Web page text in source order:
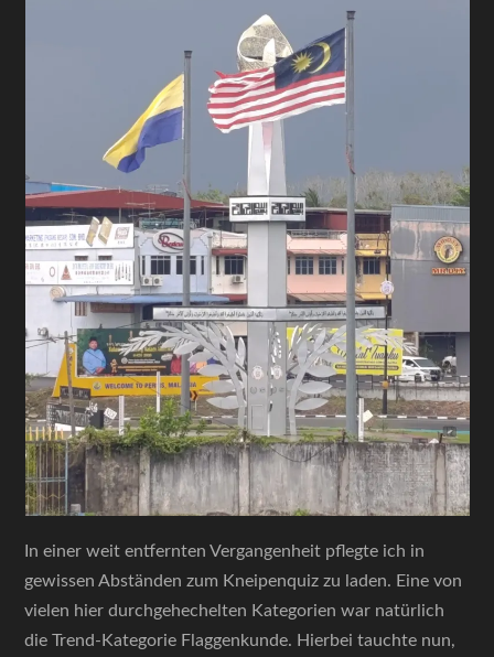
In einer weit entfernten Vergangenheit pflegte ich in
gewissen Abständen zum Kneipenquiz zu laden. Eine von
vielen hier durchgehechelten Kategorien war natürlich
die Trend-Kategorie Flaggenkunde. Hierbei tauchte nun,